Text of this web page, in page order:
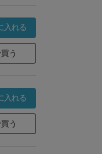
入れる
う
入れる
う